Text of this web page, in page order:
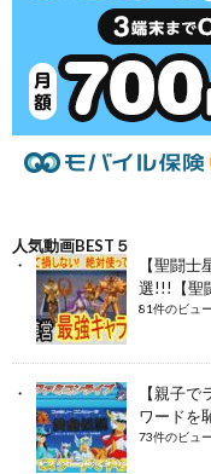
人気動画BEST５
【聖闘
選!!!【聖
81件のビュー
【親子
ワードを
73件のビュー